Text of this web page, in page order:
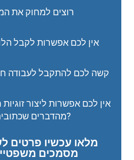
רוצים למחוק את
אין לכם אפשרות לקבל
קשה לכם להתקבל לעבודה
אין לכם אפשרות ליצור
מהדברים שכתובים עליכם באינטרנט?
מלאו עכשיו פרטים
מסמכים